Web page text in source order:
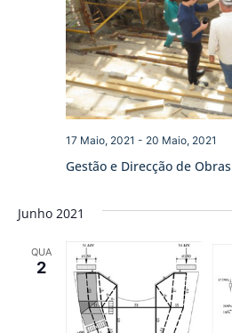
Gestão e Direcção de Obras
17 Maio, 2021 - 20 Maio, 2021
Junho 2021
QUA
2